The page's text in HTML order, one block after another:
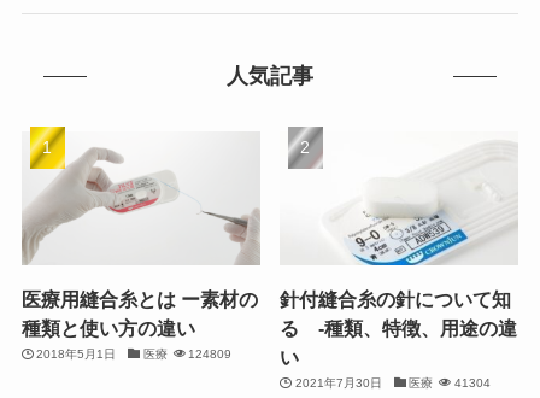
人気記事
医療用縫合糸とは ー素材の
種類と使い方の違い
2018年5月1日 医療 124809
針付縫合糸の針について知
る ‐種類、特徴、用途の違
い
2021年7月30日 医療 41304